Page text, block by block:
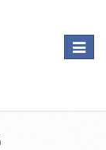
Toggle